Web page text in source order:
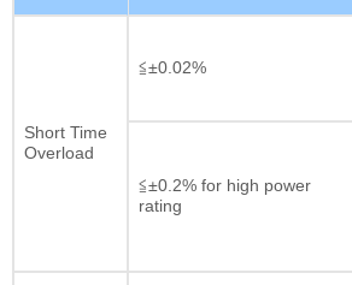
Short Time
Overload
≦±0.02%
≦±0.2% for high power
rating